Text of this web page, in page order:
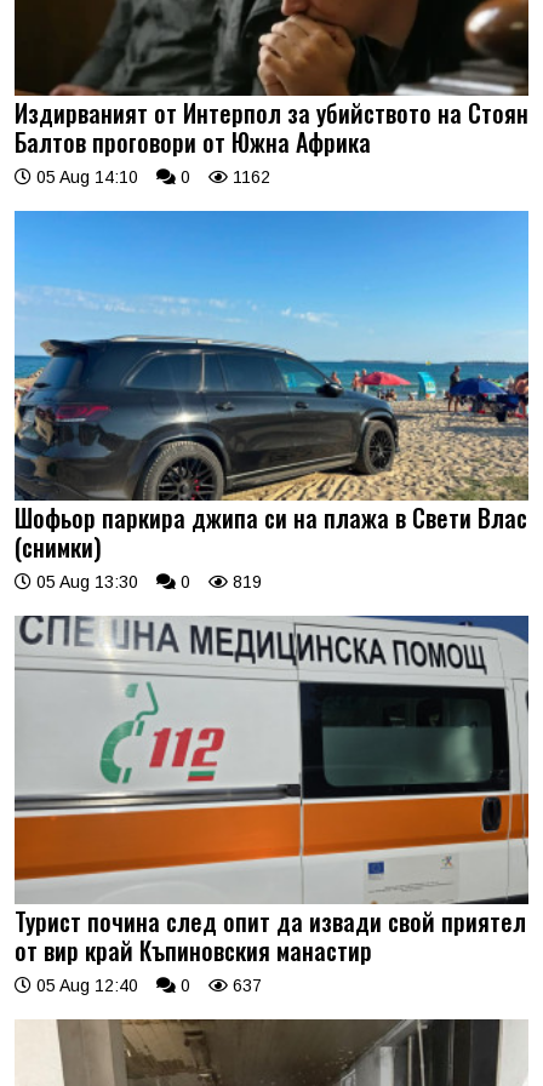
Издирваният от Интерпол за убийството на Стоян
Балтов проговори от Южна Африка
05 Aug 14:10 0 1162
Шофьор паркира джипа си на плажа в Свети Влас
(снимки)
05 Aug 13:30 0 819
Турист почина след опит да извади свой приятел
от вир край Къпиновския манастир
05 Aug 12:40 0 637